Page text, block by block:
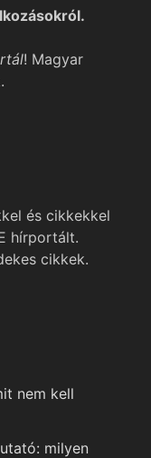
! Magyar
és cikkekkel
hírportált.
cikkek.
nem kell
milyen